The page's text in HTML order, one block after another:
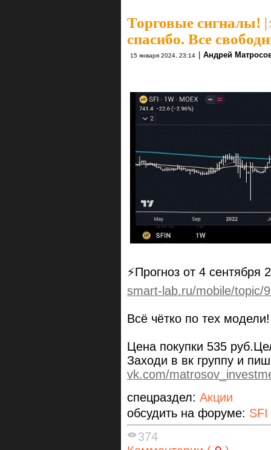
Торговые сигналы! |
спасибо. Все
15 января 2024, 23:14 Андрей
⚡Прогноз от 4 сентября
smart-lab.ru/mobile/topic/
Всё чётко по тех модели!
Цена покупки 535
Заходи в вк группу и
vk.com/
спецраздел: Акции
обсудить на форуме:
374